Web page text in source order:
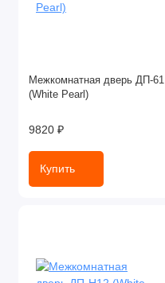
Межкомнатная дверь ДП-61
(White Pearl)
9820 ₽
Купить